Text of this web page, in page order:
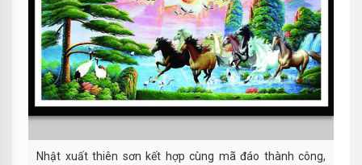
Nhật xuất thiên sơn kết hợp cùng mã đáo thành công,